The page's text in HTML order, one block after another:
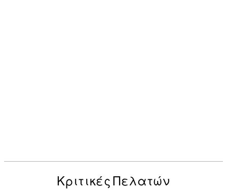
Κριτικές Πελατών